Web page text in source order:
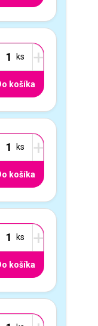
+
košíka
+
košíka
+
košíka